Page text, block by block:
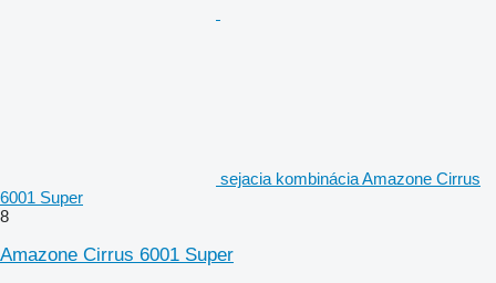
sejacia kombinácia Amazone Cirrus
6001 Super
8
Amazone Cirrus 6001 Super